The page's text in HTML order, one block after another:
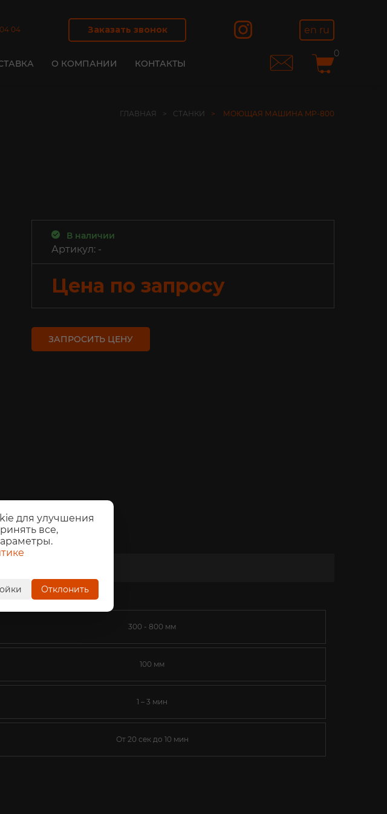
04 04 Заказать звонок en ru
О КОМПАНИИ КОНТАКТЫ
0
ГЛАВНАЯ СТАНКИ МОЮЩАЯ МАШИНА MP-800
В наличии
Артикул: -
Цена по запросу
ЗАПРОСИТЬ ЦЕНУ
300 - 800 мм
100 мм
1 – 3 мин
От 20 сек до 10 мин
для улучшения
все,
Отклонить